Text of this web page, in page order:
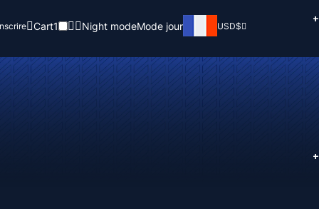
Cart1 Night modeMode jour USD$
+
+